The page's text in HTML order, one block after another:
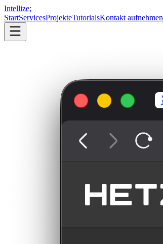
Intellize;
StartServicesProjekteTutorialsKontakt aufnehmen